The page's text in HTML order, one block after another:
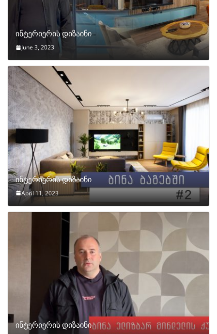
ინტერიერის დიზაინი
June 3, 2023
ინტერიერის დიზაინი
April 11, 2023
ინტერიერის დიზაინი